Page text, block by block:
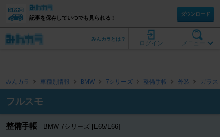
記事を保存していつでも見られる！
ダウンロード
メニュー
ログイン
みんカラとは？
みんカラ 車種別情報 BMW 7シリーズ 整備手帳 外装 ガラ
フルスモ
整備手帳 BMW 7シリーズ [E65/E66]